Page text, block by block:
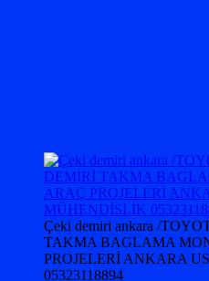
Çeki demiri ankara /
TAKMA BAGLAMA
PROJELERİ ANKARA
05323118894